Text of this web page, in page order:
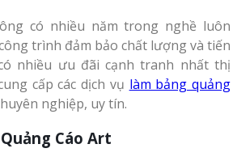
có nhiều năm trong nghề luôn
trình đảm bảo chất lượng và tiến
nhiều ưu đãi cạnh tranh nhất thị
cấp các dịch vụ làm bảng quảng
nghiệp, uy tín.
Cáo Art